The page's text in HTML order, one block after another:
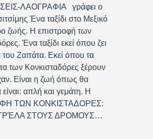
ΛΑΟΓΡΑΦΙΑ γράφει ο
Ένα ταξίδι στο Μεξικό
ζωής. Η επιστροφή των
Ένα ταξίδι εκεί όπου ζει
του Ζαπάτα. Εκεί όπου τα
των Κονκισταδόρες ξέρουν
Είναι η ζωή όπως θα
απλή και γεμάτη. Η
ΤΩΝ ΚΟΝΚΙΣΤΑΔΟΡΕΣ:
ΣΤΟΥΣ ΔΡΟΜΟΥΣ…